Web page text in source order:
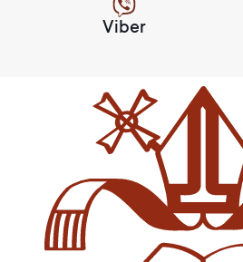
Viber